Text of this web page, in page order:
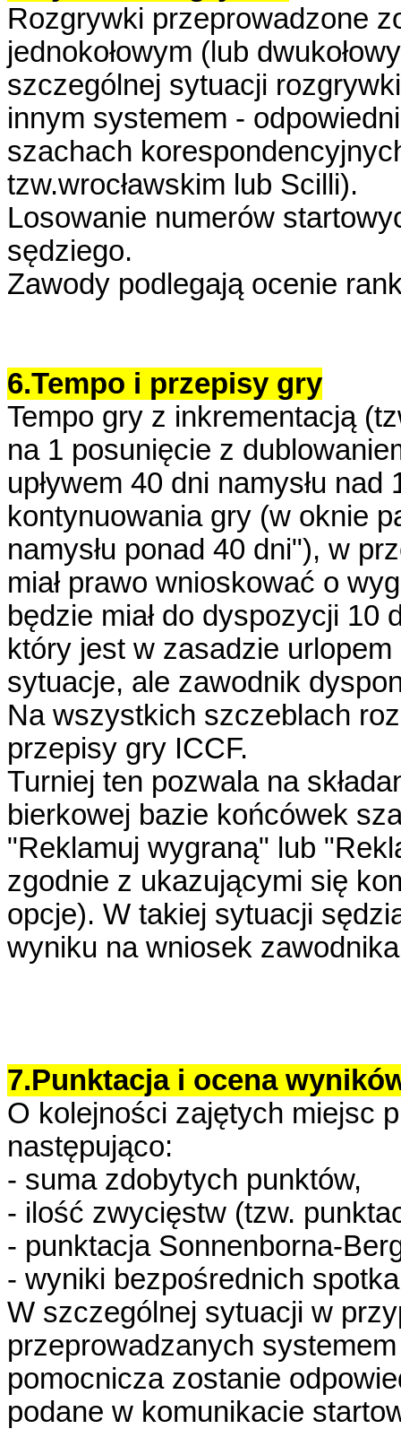
Rozgrywki przeprowadzone
jednokołowym (lub
szczególnej sytuacji
innym systemem -
szachach
tzw.wrocławskim lub Scilli).
Losowanie numerów
sędziego.
Zawody podlegają ocenie
6.Tempo i przepisy gry
Tempo gry z inkrementacją
na 1 posunięcie z
upływem 40 dni namysłu
kontynuowania gry (w oknie
namysłu ponad 40 dni"), w
miał prawo wnioskować o
będzie miał do dyspozycji
który jest w zasadzie
sytuacje, ale zawodnik
Na wszystkich szczeblach
przepisy gry ICCF.
Turniej ten pozwala na
bierkowej bazie końcówek
"Reklamuj wygraną" lub
zgodnie z ukazującymi się
opcje). W takiej sytuacji
wyniku na wniosek
7.Punktacja i ocena
O kolejności zajętych miejsc
następująco:
- suma zdobytych punktów,
- ilość zwycięstw (tzw.
- punktacja Sonnenborna-
- wyniki bezpośrednich
W szczególnej sytuacji w
przeprowadzanych
pomocnicza zostanie
podane w komunikacie